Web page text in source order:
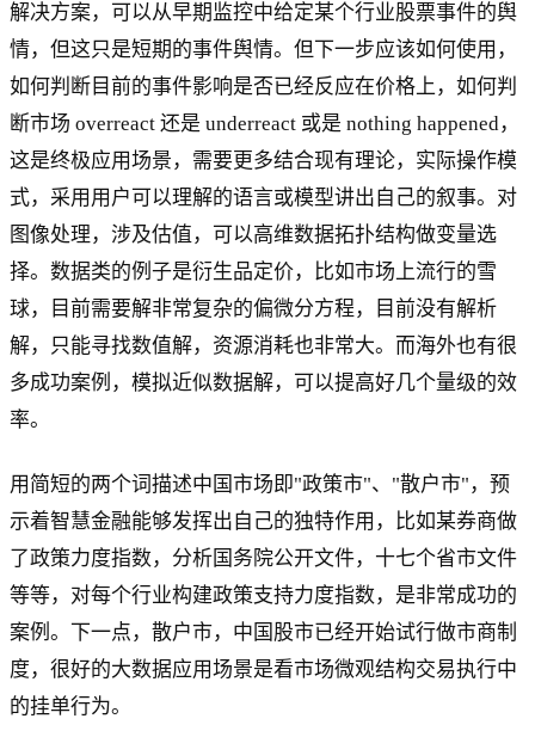
解决方案，可以从早期监控中给定某个行业股票事件的舆
情，但这只是短期的事件舆情。但下一步应该如何使用，
如何判断目前的事件影响是否已经反应在价格上，如何判
断市场 overreact 还是 underreact 或是 nothing happened，
这是终极应用场景，需要更多结合现有理论，实际操作模
式，采用用户可以理解的语言或模型讲出自己的叙事。对
图像处理，涉及估值，可以高维数据拓扑结构做变量选
择。数据类的例子是衍生品定价，比如市场上流行的雪
球，目前需要解非常复杂的偏微分方程，目前没有解析
解，只能寻找数值解，资源消耗也非常大。而海外也有很
多成功案例，模拟近似数据解，可以提高好几个量级的效
率。
用简短的两个词描述中国市场即"政策市"、"散户市"，预
示着智慧金融能够发挥出自己的独特作用，比如某券商做
了政策力度指数，分析国务院公开文件，十七个省市文件
等等，对每个行业构建政策支持力度指数，是非常成功的
案例。下一点，散户市，中国股市已经开始试行做市商制
度，很好的大数据应用场景是看市场微观结构交易执行中
的挂单行为。